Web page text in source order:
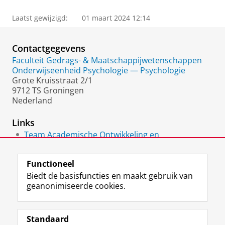
Laatst gewijzigd: 01 maart 2024 12:14
Contactgegevens
Faculteit Gedrags- & Maatschappijwetenschappen
Onderwijseenheid Psychologie — Psychologie
Grote Kruisstraat 2/1
9712 TS Groningen
Nederland
Links
Team Academische Ontwikkeling en
Volg de RUG
F
a
L
i
R
S
I
n
Y
o
Functioneel
Biedt de basisfuncties en maakt gebruik van
geanonimiseerde cookies.
Standaard